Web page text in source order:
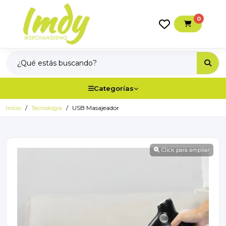
0
Categorías
Inicio Tecnología USB Masajeador
Click para ampliar